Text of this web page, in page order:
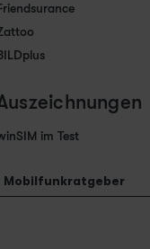
im Test
Mobilfunkratgeber